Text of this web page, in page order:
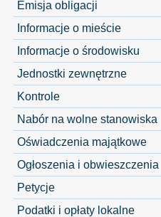
Emisja obligacji
Informacje o mieście
Informacje o środowisku
Jednostki zewnętrzne
Kontrole
Nabór na wolne stanowiska
Oświadczenia majątkowe
Ogłoszenia i obwieszczenia
Petycje
Podatki i opłaty lokalne